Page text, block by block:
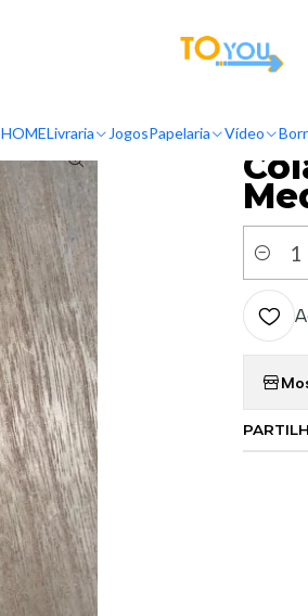
HOMELivraria JogosPapelaria Vídeo
Colar Aço Inoxidável
|